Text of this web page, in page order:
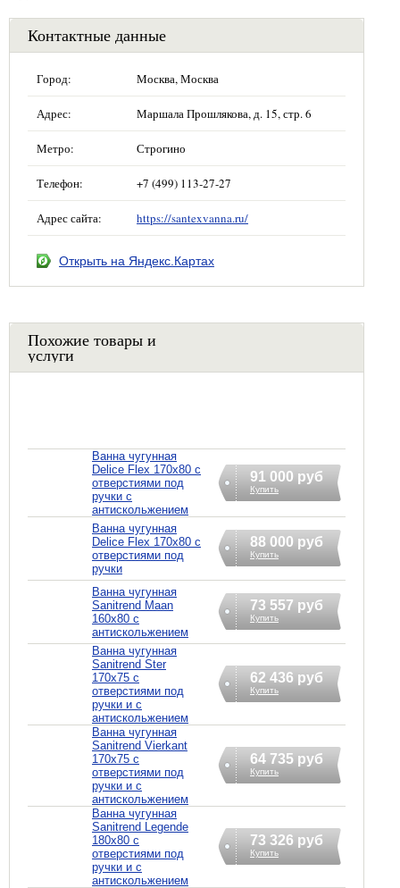
Контактные данные
Город: Москва, Москва
Адрес: Маршала Прошлякова, д. 15, стр. 6
Метро: Строгино
Телефон: +7 (499) 113-27-27
Адрес сайта: https://santexvanna.ru/
Открыть на Яндекс.Картах
Похожие товары и
услуги
Ванна чугунная
Delice Flex 170x80 с
отверстиями под
ручки с
антискольжением
91 000 руб
Купить
Ванна чугунная
Delice Flex 170x80 с
отверстиями под
ручки
88 000 руб
Купить
Ванна чугунная
Sanitrend Maan
160х80 с
антискольжением
73 557 руб
Купить
Ванна чугунная
Sanitrend Ster
170х75 с
отверстиями под
ручки и с
антискольжением
62 436 руб
Купить
Ванна чугунная
Sanitrend Vierkant
170х75 с
отверстиями под
ручки и с
антискольжением
64 735 руб
Купить
Ванна чугунная
Sanitrend Legende
180х80 с
отверстиями под
ручки и с
антискольжением
73 326 руб
Купить